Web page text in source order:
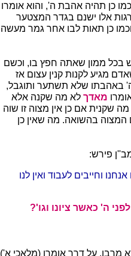
כן תהיה אהבת ה', והוא אומרו
אלו ישנם בגדר המצטער
כן תאות לבו אחר גמר מעשה
בכל ממון שאתה חפץ בו, וכשם
מגיע לקנות קנין עצום אז
ה' באהבתו שלא תשתער ותוגבל,
מאדך לא מה שקנה אלא
שקנית אם כן אין מצוה זו שוה
המצוה בהשואה. מה שאין כן
פירש:
וחייבים לעבוד ואין לנו
לפני ה' כאשר ציונו וגו'?
מרבו, על דרך אומרו (מלאכי א')